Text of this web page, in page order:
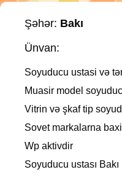
Şəhər: Bakı
Ünvan:
Soyuducu ustasi və
Muasir model
Vitrin və şkaf tip
Sovet markalarna
Wp aktivdir
Soyuducu ustası Bakı